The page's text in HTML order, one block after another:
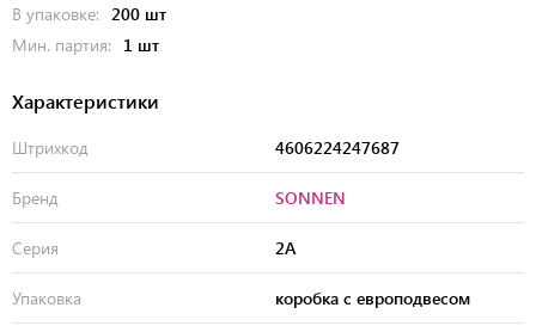
В упаковке:
200 шт
Мин. партия:
1 шт
Характеристики
Штрихкод 4606224247687
Бренд SONNEN
Серия 2A
Упаковка коробка с европодвесом